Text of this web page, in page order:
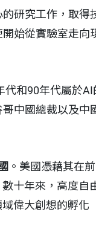
研究工作，取得
始從實驗室走向
代和90年代屬於AI
中國總裁以及中
。美國憑藉其在
十年來，高度自
偉大創想的孵化